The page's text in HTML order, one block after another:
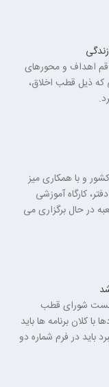
قم اهداف و محورهای
ذیل قطب اخلاق،
و با همکاری میز
کارگاه آموزشی
در حال برگزاری می
شورای قطب
کلان برنامه ها باید
باید در فرم شماره دو